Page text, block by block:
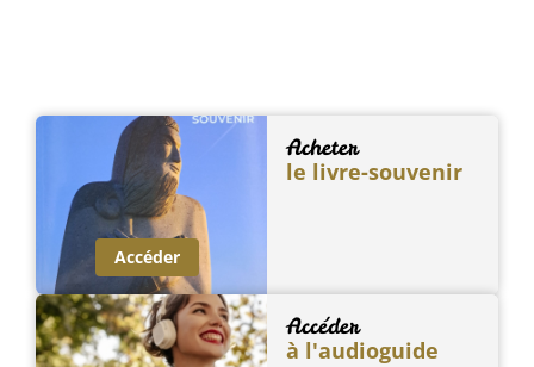
Acheter
le livre-souvenir
Accéder
Accéder
à l'audioguide